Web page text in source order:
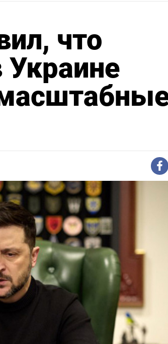
что
Украине